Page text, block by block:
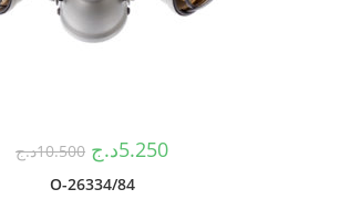
10.500د.ج 5.250د.ج
O-26334/84